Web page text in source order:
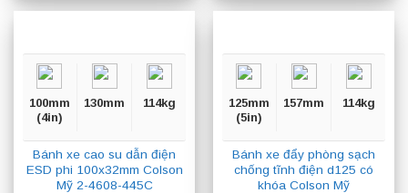
100mm
(4in)
130mm 114kg
Bánh xe cao su dẫn điện
ESD phi 100x32mm Colson
Mỹ 2-4608-445C
125mm
(5in)
157mm 114kg
Bánh xe đẩy phòng sạch
chống tĩnh điện d125 có
khóa Colson Mỹ